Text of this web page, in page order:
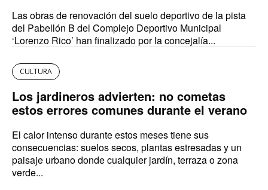
Las obras de renovación del suelo deportivo de la pista
del Pabellón B del Complejo Deportivo Municipal
‘Lorenzo Rico’ han finalizado por la concejalía...
CULTURA
Los jardineros advierten: no cometas
estos errores comunes durante el verano
El calor intenso durante estos meses tiene sus
consecuencias: suelos secos, plantas estresadas y un
paisaje urbano donde cualquier jardín, terraza o zona
verde...